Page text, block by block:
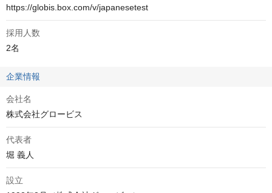
https://globis.box.com/v/japanesetest
採用人数
2名
企業情報
会社名
株式会社グロービス
代表者
堀 義人
設立